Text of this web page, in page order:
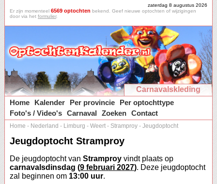
zaterdag 8 augustus 2026
Er zijn momenteel 6569 optochten bekend. Geef nieuwe optochten of wijzigingen
door via het formulier.
Carnavalskleding
Home
Kalender Per provincie
Per optochttype
Foto's / Video's Carnaval Zoeken Contact
Home - Nederland - Limburg - Weert - Stramproy - Jeugdoptocht
Jeugdoptocht Stramproy
De jeugdoptocht van Stramproy vindt plaats op
carnavalsdinsdag (9 februari 2027). Deze jeugdoptocht
zal beginnen om 13:00 uur.